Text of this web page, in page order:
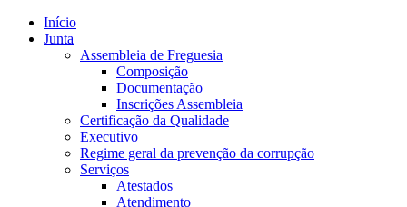
Início
Junta
Assembleia de Freguesia
Composição
Documentação
Inscrições Assembleia
Certificação da Qualidade
Executivo
Regime geral da prevenção da corrupção
Serviços
Atestados
Atendimento